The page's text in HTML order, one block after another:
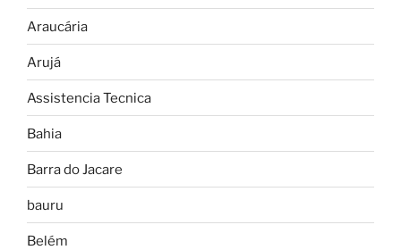
Araucária
Arujá
Assistencia Tecnica
Bahia
Barra do Jacare
bauru
Belém